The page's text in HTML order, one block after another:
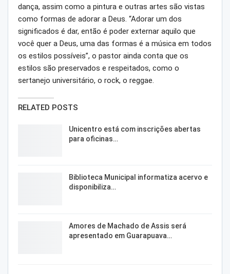
dança, assim como a pintura e outras artes são vistas
como formas de adorar a Deus. “Adorar um dos
significados é dar, então é poder externar aquilo que
você quer a Deus, uma das formas é a música em todos
os estilos possíveis”, o pastor ainda conta que os
estilos são preservados e respeitados, como o
sertanejo universitário, o rock, o reggae.
RELATED POSTS
Unicentro está com inscrições abertas
para oficinas…
Biblioteca Municipal informatiza acervo e
disponibiliza…
Amores de Machado de Assis será
apresentado em Guarapuava…